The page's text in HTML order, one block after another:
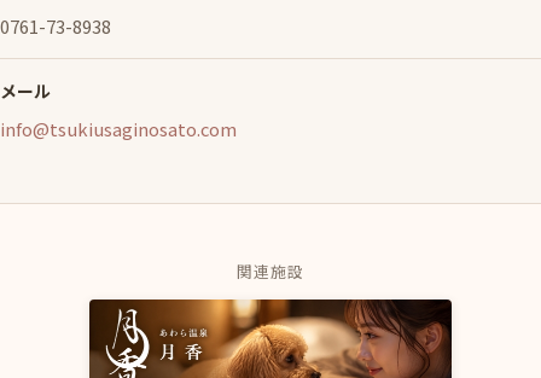
0761-73-8938
メール
info@tsukiusaginosato.com
関連施設